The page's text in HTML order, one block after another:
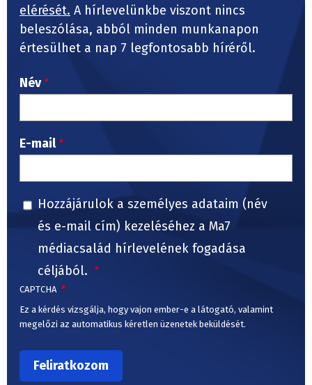
elérését. A hírlevelünkbe viszont nincs
beleszólása, abból minden munkanapon
értesülhet a nap 7 legfontosabb híréről.
Név
E-mail
Hozzájárulok a személyes adataim (név
és e-mail cím) kezeléséhez a Ma7
médiacsalád hírlevelének fogadása
céljából.
CAPTCHA
Ez a kérdés vizsgálja, hogy vajon ember-e a látogató, valamint
megelőzi az automatikus kéretlen üzenetek beküldését.